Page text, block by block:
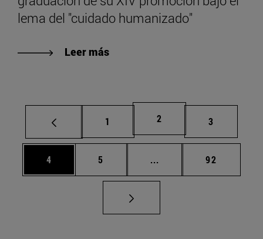
lema del "cuidado humanizado"
Leer más
Página
1 Página
2 Página
3
Página
4 Página
5 ... Páginas intermedias
Página
92